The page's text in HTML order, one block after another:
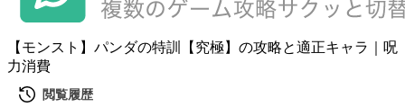
【モンスト】パンダの特訓【究極】の攻略と適正キャラ｜呪
力消費